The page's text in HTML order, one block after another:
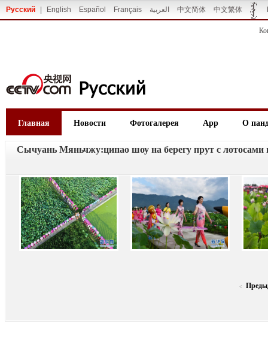
Русский English Español Français العربية 中文简体 中文繁体
Главная Новости Фотогалерея App О
Сычуань Мяньчжу:ципао шоу на берегу прут с лотосами
<